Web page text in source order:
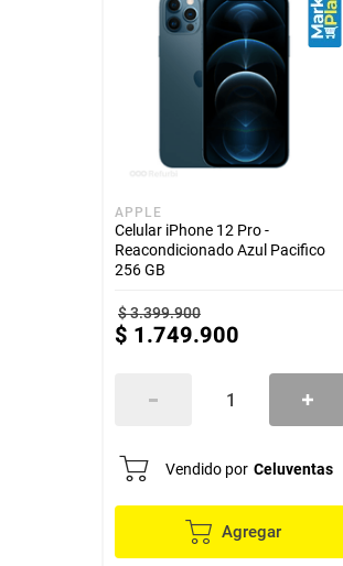
APPLE
Celular iPhone 12 Pro -
Reacondicionado Azul Pacifico
256 GB
$3.399.900
$ 1.749.900
Vendido por Celuventas
Agregar